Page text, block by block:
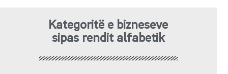
Kategoritë e bizneseve
sipas rendit alfabetik